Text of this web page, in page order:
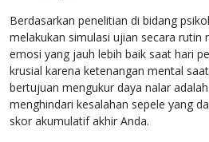
Berdasarkan penelitian di bidang
melakukan simulasi ujian secara rutin
emosi yang jauh lebih baik saat hari
krusial karena ketenangan mental
bertujuan mengukur daya nalar
menghindari kesalahan sepele yang
skor akumulatif akhir Anda.